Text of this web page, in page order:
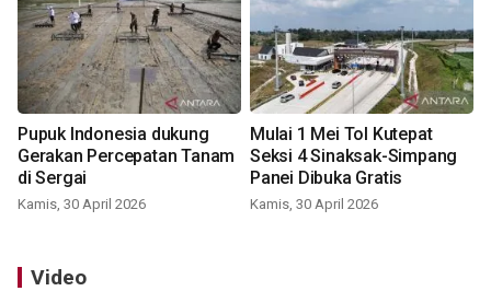
Pupuk Indonesia dukung
Gerakan Percepatan Tanam
di Sergai
Kamis, 30 April 2026
Mulai 1 Mei Tol Kutepat
Seksi 4 Sinaksak-Simpang
Panei Dibuka Gratis
Kamis, 30 April 2026
Video